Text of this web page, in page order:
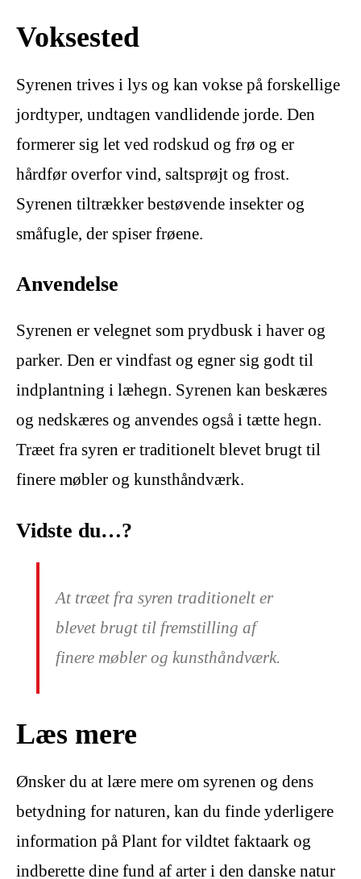
Voksested
Syrenen trives i lys og kan vokse på forskellige
jordtyper, undtagen vandlidende jorde. Den
formerer sig let ved rodskud og frø og er
hårdfør overfor vind, saltsprøjt og frost.
Syrenen tiltrækker bestøvende insekter og
småfugle, der spiser frøene.
Anvendelse
Syrenen er velegnet som prydbusk i haver og
parker. Den er vindfast og egner sig godt til
indplantning i læhegn. Syrenen kan beskæres
og nedskæres og anvendes også i tætte hegn.
Træet fra syren er traditionelt blevet brugt til
finere møbler og kunsthåndværk.
Vidste du…?
At træet fra syren traditionelt er
blevet brugt til fremstilling af
finere møbler og kunsthåndværk.
Læs mere
Ønsker du at lære mere om syrenen og dens
betydning for naturen, kan du finde yderligere
information på Plant for vildtet faktaark og
indberette dine fund af arter i den danske natur